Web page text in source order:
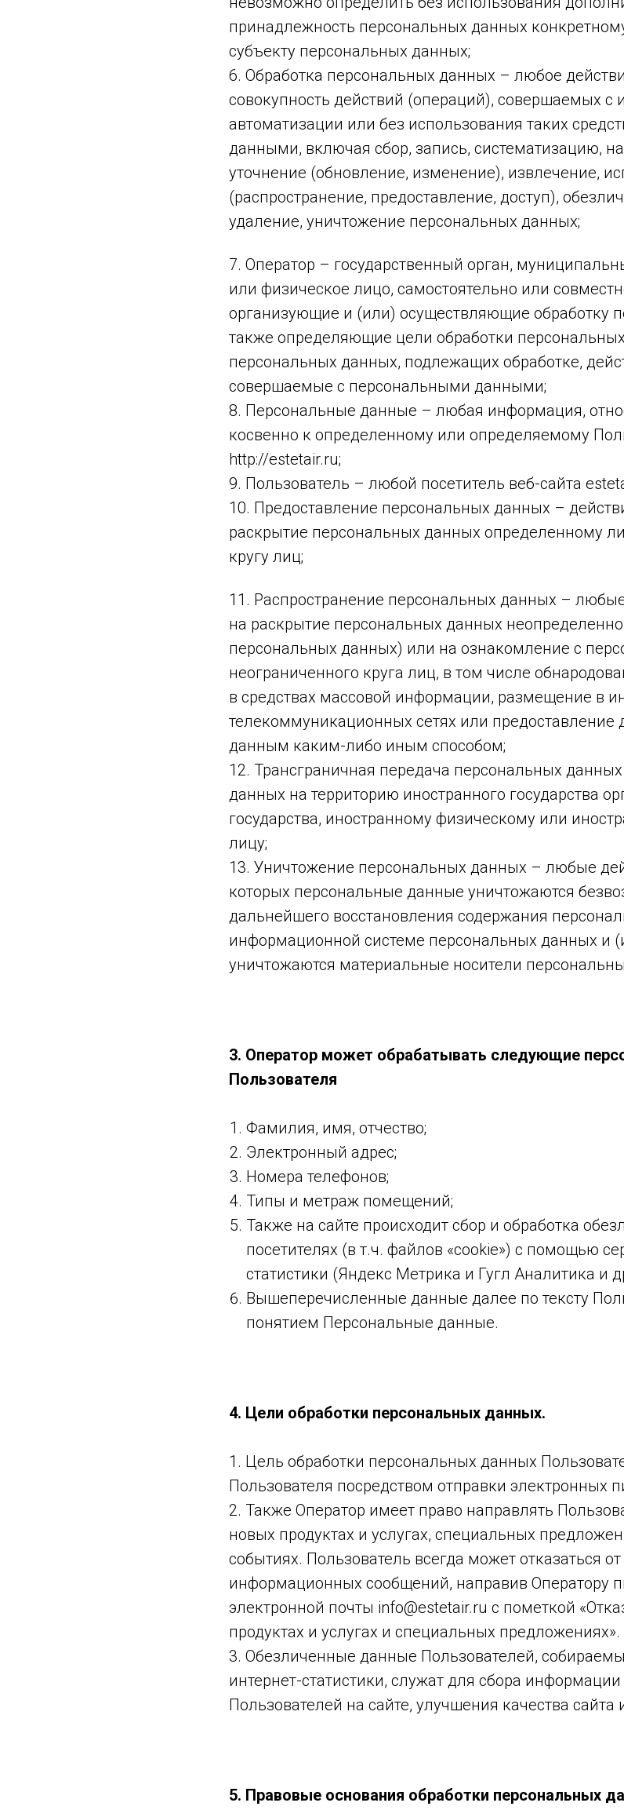
принадлежность персональных данных
субъекту персональных данных;
6. Обработка персональных данных – любое
совокупность действий (операций), совершаемых с
автоматизации или без использования таких
данными, включая сбор, запись, систематизацию,
уточнение (обновление, изменение), извлечение,
(распространение, предоставление, доступ),
удаление, уничтожение персональных данных;
7. Оператор – государственный орган,
или физическое лицо, самостоятельно или
организующие и (или) осуществляющие обработку
также определяющие цели обработки
персональных данных, подлежащих обработке,
совершаемые с персональными данными;
8. Персональные данные – любая информация,
косвенно к определенному или определяемому
http://estetair.ru;
9. Пользователь – любой посетитель веб-сайта
10. Предоставление персональных данных –
раскрытие персональных данных определенному
кругу лиц;
11. Распространение персональных данных –
на раскрытие персональных данных
персональных данных) или на ознакомление с
неограниченного круга лиц, в том числе
в средствах массовой информации, размещение в
телекоммуникационных сетях или предоставление
данным каким-либо иным способом;
12. Трансграничная передача персональных
данных на территорию иностранного государства
государства, иностранному физическому или
лицу;
13. Уничтожение персональных данных – любые
которых персональные данные уничтожаются
дальнейшего восстановления содержания
информационной системе персональных данных и
уничтожаются материальные носители
3. Оператор может обрабатывать следующие
Пользователя
Фамилия, имя, отчество;
Электронный адрес;
Номера телефонов;
Типы и метраж помещений;
Также на сайте происходит сбор и обработка
посетителях (в т.ч. файлов «cookie») с помощью
статистики (Яндекс Метрика и Гугл Аналитика и
Вышеперечисленные данные далее по тексту
понятием Персональные данные.
4. Цели обработки персональных данных.
1. Цель обработки персональных данных
Пользователя посредством отправки электронных
2. Также Оператор имеет право направлять
новых продуктах и услугах, специальных
событиях. Пользователь всегда может отказаться
информационных сообщений, направив Оператору
электронной почты info@estetair.ru с пометкой
продуктах и услугах и специальных предложениях».
3. Обезличенные данные Пользователей,
интернет-статистики, служат для сбора информации
Пользователей на сайте, улучшения качества сайта
5. Правовые основания обработки персональных